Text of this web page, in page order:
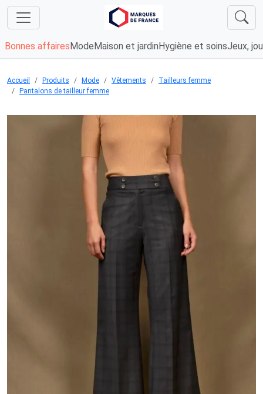
Bonnes affaires Mode Maison et jardin Hygiène et soinsJeux,
Accueil Produits Mode Vêtements
Tailleurs femme
Pantalons de tailleur femme